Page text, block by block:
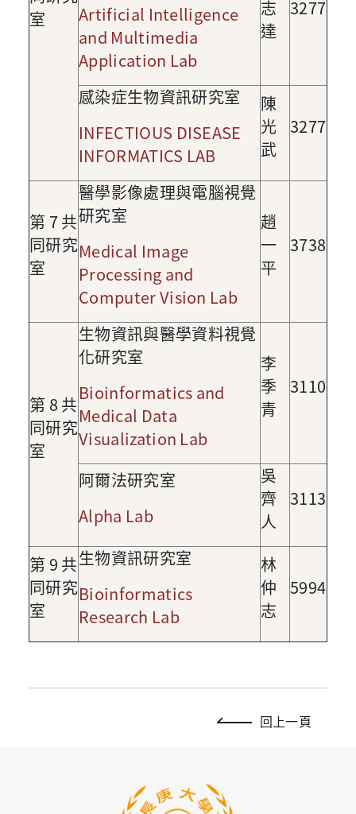
室
Artificial Intelligence
and Multimedia
Application Lab
志
達
3277
感染症生物資訊研究室
INFECTIOUS DISEASE
INFORMATICS LAB
陳
光
武
3277
第 7共
同研究
室
醫學影像處理與電腦視覺
研究室
Medical Image
Processing and
Computer Vision Lab
趙
一
平
3738
第 8 共
同研究
室
生物資訊與醫學資料視覺
化研究室
Bioinformatics and
Medical Data
Visualization Lab
李
季
青
3110
阿爾法研究室
Alpha Lab
吳
齊
人
3113
第 9 共
同研究
室
生物資訊研究室
Bioinformatics
Research Lab
林
仲
志
5994
回上一頁